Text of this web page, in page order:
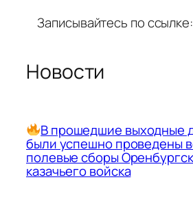
Записывайтесь по ссылке:
Новости
В прошедшие выходные
были успешно проведены
полевые сборы
казачьего войска